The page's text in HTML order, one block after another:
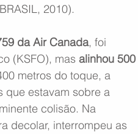
2010).
da Air Canada, foi
(KSFO), mas alinhou 500
metros do toque, a
que estavam sobre a
colisão. Na
decolar, interrompeu as